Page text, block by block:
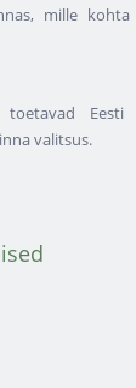
mille
Eesti
valitsus.